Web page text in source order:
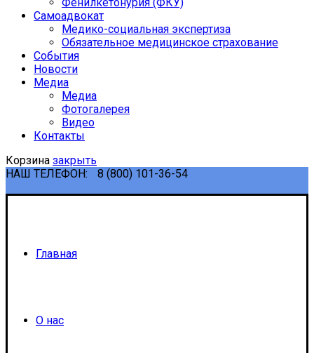
Самоадвокат
Медико-социальная экспертиза
Обязательное медицинское страхование
События
Новости
Медиа
Медиа
Фотогалерея
Видео
Контакты
Корзина закрыть
НАШ ТЕЛЕФОН:
8 (800) 101-36-54
Главная
О нас